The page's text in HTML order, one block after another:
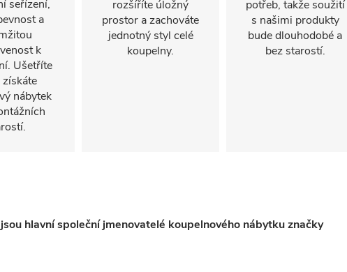
seřízení,
a
k
Ušetříte
získáte
nábytek
rozšíříte úložný
prostor a zachováte
jednotný styl celé
koupelny.
potřeb, takže soužití
s našimi produkty
bude dlouhodobé a
bez starostí.
hlavní společní jmenovatelé koupelnového nábytku značky